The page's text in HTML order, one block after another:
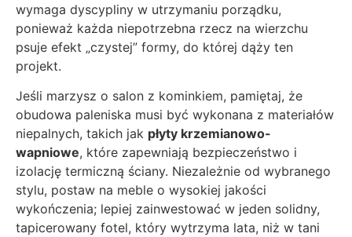
wymaga dyscypliny w utrzymaniu porządku,
ponieważ każda niepotrzebna rzecz na wierzchu
psuje efekt „czystej” formy, do której dąży ten
projekt.
Jeśli marzysz o salon z kominkiem, pamiętaj, że
obudowa paleniska musi być wykonana z materiałów
niepalnych, takich jak płyty krzemianowo-
wapniowe, które zapewniają bezpieczeństwo i
izolację termiczną ściany. Niezależnie od wybranego
stylu, postaw na meble o wysokiej jakości
wykończenia; lepiej zainwestować w jeden solidny,
tapicerowany fotel, który wytrzyma lata, niż w tani